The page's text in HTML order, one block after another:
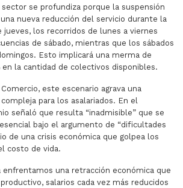
se profundiza porque la suspensión
nueva reducción del servicio durante la
jueves, los recorridos de lunes a viernes
de sábado, mientras que los sábados
Esto implicará una merma de
la cantidad de colectivos disponibles.
este escenario agrava una
para los asalariados. En el
señaló que resulta “inadmisible” que se
bajo el argumento de “dificultades
de una crisis económica que golpea los
costo de vida.
enfrentamos una retracción económica que
salarios cada vez más reducidos